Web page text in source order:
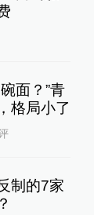
面？”青
格局小了
制的7家